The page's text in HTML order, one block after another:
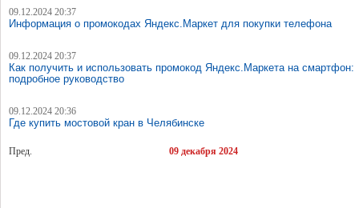
09.12.2024 20:37
Информация о промокодах Яндекс.Маркет для покупки телефона
09.12.2024 20:37
Как получить и использовать промокод Яндекс.Маркета на смартфон:
подробное руководство
09.12.2024 20:36
Где купить мостовой кран в Челябинске
Пред. 09 декабря 2024